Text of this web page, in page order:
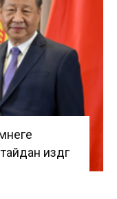
издөөгө